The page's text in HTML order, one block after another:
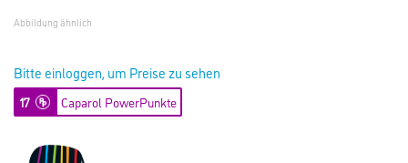
Abbildung ähnlich
Bitte einloggen, um Preise zu sehen
17 Caparol PowerPunkte